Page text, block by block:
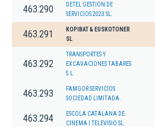
463.290
DETEL GESTION DE
SERVICIOS 2023 SL.
463.291
KOPIBAT & EUSKOTONER
SL
463.292
TRANSPORTES Y
EXCAVACIONES TABARES
S.L.
463.293
FAMGOR SERVICIOS
SOCIEDAD LIMITADA.
463.294
ESCOLA CATALANA DE
CINEMA I TELEVISIO SL.